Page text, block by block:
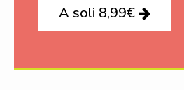
A soli 8,99€